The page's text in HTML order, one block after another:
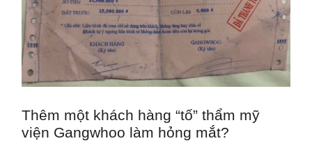
Thêm một khách hàng “tố” thẩm mỹ
viện Gangwhoo làm hỏng mắt?